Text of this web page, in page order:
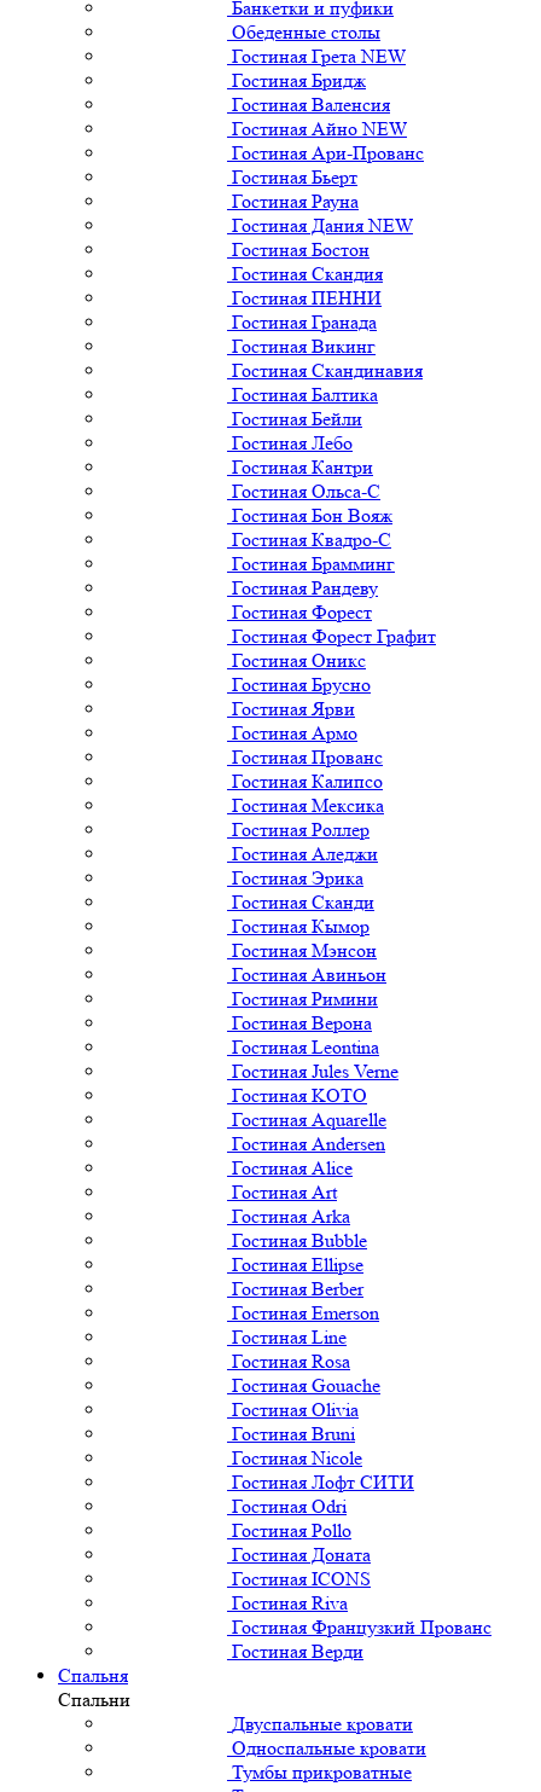
Банкетки и пуфики
Обеденные столы
Гостиная Грета NEW
Гостиная Бридж
Гостиная Валенсия
Гостиная Айно NEW
Гостиная Ари-Прованс
Гостиная Бьерт
Гостиная Рауна
Гостиная Дания NEW
Гостиная Бостон
Гостиная Скандия
Гостиная ПЕННИ
Гостиная Гранада
Гостиная Викинг
Гостиная Скандинавия
Гостиная Балтика
Гостиная Бейли
Гостиная Лебо
Гостиная Кантри
Гостиная Ольса-С
Гостиная Бон Вояж
Гостиная Квадро-С
Гостиная Брамминг
Гостиная Рандеву
Гостиная Форест
Гостиная Форест Графит
Гостиная Оникс
Гостиная Брусно
Гостиная Ярви
Гостиная Армо
Гостиная Прованс
Гостиная Калипсо
Гостиная Мексика
Гостиная Роллер
Гостиная Аледжи
Гостиная Эрика
Гостиная Сканди
Гостиная Кымор
Гостиная Мэнсон
Гостиная Авиньон
Гостиная Римини
Гостиная Верона
Гостиная Leontina
Гостиная Jules Verne
Гостиная KOTO
Гостиная Aquarelle
Гостиная Andersen
Гостиная Alice
Гостиная Art
Гостиная Arka
Гостиная Bubble
Гостиная Ellipse
Гостиная Berber
Гостиная Emerson
Гостиная Line
Гостиная Rosa
Гостиная Gouache
Гостиная Olivia
Гостиная Bruni
Гостиная Nicole
Гостиная Лофт СИТИ
Гостиная Odri
Гостиная Pollo
Гостиная Доната
Гостиная ICONS
Гостиная Riva
Гостиная Французкий Прованс
Гостиная Верди
Спальня
Спальни
Двуспальные кровати
Односпальные кровати
Тумбы прикроватные